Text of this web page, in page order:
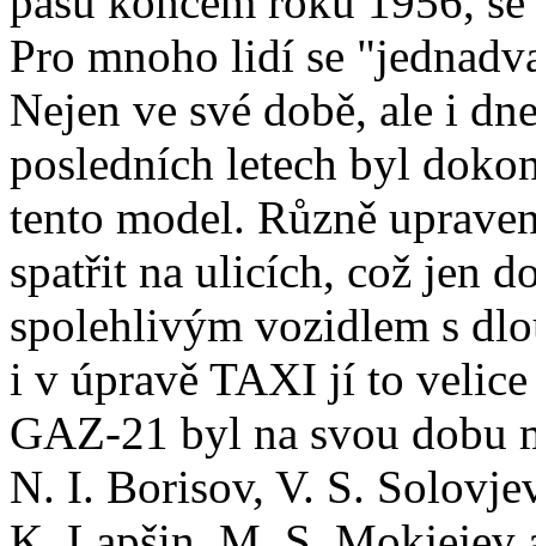
Pro mnoho lidí se
Nejen ve své době, ale i
posledních letech byl
tento model. Různě
spatřit na ulicích, což jen
spolehlivým vozidlem s
i v úpravě TAXI jí to
GAZ-21 byl na svou dobu
N. I. Borisov, V. S.